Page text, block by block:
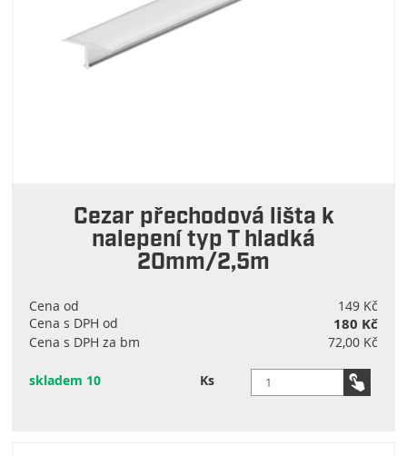
Cezar přechodová lišta k
nalepení typ T hladká
20mm/2,5m
Cena od
149 Kč
Cena s DPH od
180 Kč
Cena s DPH za bm 72,00 Kč
skladem 10 Ks